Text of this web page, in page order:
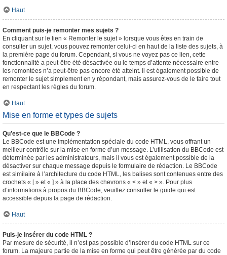
Haut
Comment puis-je remonter mes sujets ?
En cliquant sur le lien « Remonter le sujet » lorsque vous êtes en train de
consulter un sujet, vous pouvez remonter celui-ci en haut de la liste des sujets, à
la première page du forum. Cependant, si vous ne voyez pas ce lien, cette
fonctionnalité a peut-être été désactivée ou le temps d’attente nécessaire entre
les remontées n’a peut-être pas encore été atteint. Il est également possible de
remonter le sujet simplement en y répondant, mais assurez-vous de le faire tout
en respectant les règles du forum.
Haut
Mise en forme et types de sujets
Qu’est-ce que le BBCode ?
Le BBCode est une implémentation spéciale du code HTML, vous offrant un
meilleur contrôle sur la mise en forme d’un message. L’utilisation du BBCode est
déterminée par les administrateurs, mais il vous est également possible de la
désactiver sur chaque message depuis le formulaire de rédaction. Le BBCode
est similaire à l’architecture du code HTML, les balises sont contenues entre des
crochets « [ » et « ] » à la place des chevrons « < » et « > ». Pour plus
d’informations à propos du BBCode, veuillez consulter le guide qui est
accessible depuis la page de rédaction.
Haut
Puis-je insérer du code HTML ?
Par mesure de sécurité, il n’est pas possible d’insérer du code HTML sur ce
forum. La majeure partie de la mise en forme qui peut être générée par du code